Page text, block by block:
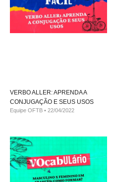
VERBO ALLER: APRENDA A
CONJUGAÇÃO E SEUS USOS
Equipe OFTB 22/04/2022